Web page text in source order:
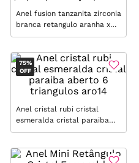
Anel fusion tanzanita zirconia
branca retangulo aranha x
(super promoção) aro12
75%
OFF
Anel cristal rubi cristal
esmeralda cristal paraiba
aberto 6 triangulos aro14